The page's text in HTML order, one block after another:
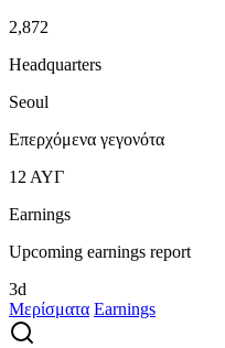
2,872
Headquarters
Seoul
Επερχόμενα γεγονότα
12 ΑΥΓ
Earnings
Upcoming earnings report
3d
Μερίσματα Earnings